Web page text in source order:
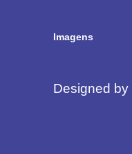
Imagens
Designed by